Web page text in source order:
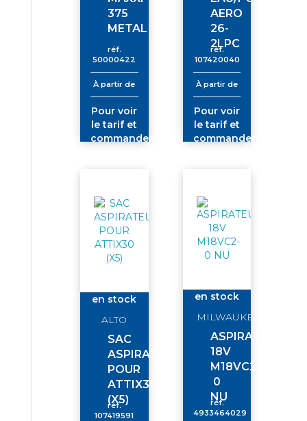
375
METAL
réf.
50000422
À partir de
Pour voir
le tarif et
commander
AERO
26-
2LPC
réf.
107420040
À partir de
Pour voir
le tarif et
commander
en stock
ALTO
SAC
ASPIRATEUR
POUR
ATTIX30
(X5)
réf.
107419591
en stock
MILWAUKEE
ASPIRATEUR
18V
M18VC2-
0
NU
réf.
4933464029